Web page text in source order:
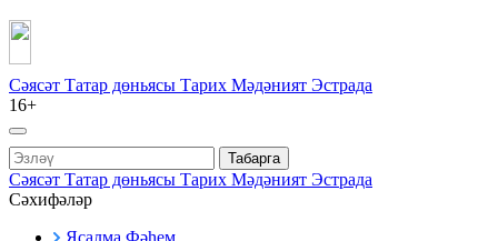
Сәясәт Татар дөньясы Тарих Мәдәният Эстрада
16+
Табарга
Сәясәт Татар дөньясы Тарих Мәдәният Эстрада
Сәхифәләр
Ясалма Фәһем